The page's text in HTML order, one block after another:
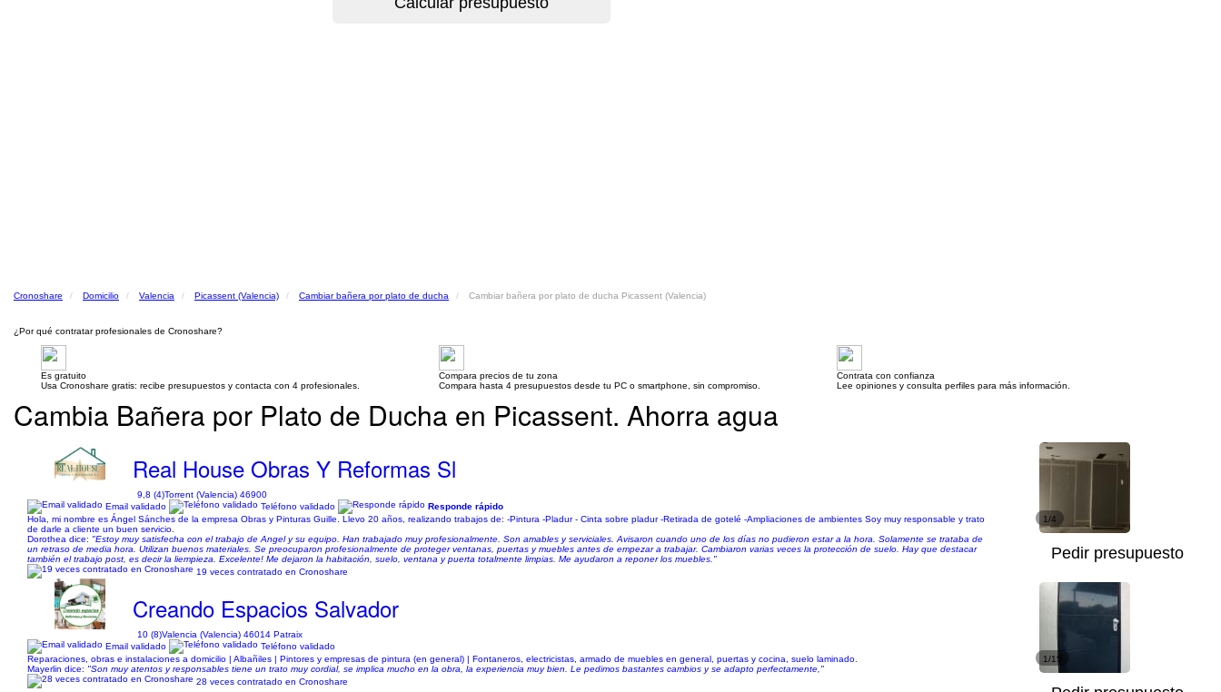
Cronoshare Domicilio Valencia Picassent (Valencia) Cambiar bañera por plato de ducha Cambiar bañera por plato de ducha Picassent (Valencia)
¿Por qué contratar profesionales de Cronoshare?
Es gratuito
Usa Cronoshare gratis: recibe presupuestos y contacta con 4 profesionales.
Compara precios de tu zona
Compara hasta 4 presupuestos desde tu PC o smartphone, sin compromiso.
Contrata con confianza
Lee opiniones y consulta perfiles para más información.
Cambia Bañera por Plato de Ducha en Picassent. Ahorra agua
Real House Obras Y Reformas Sl
9,8 (4)Torrent (Valencia) 46900
Email validado
Teléfono validado
Responde rápido
Hola, mi nombre es Ángel Sánches de la empresa Obras y Pinturas Guille. Llevo 20 años, realizando trabajos de: -Pintura -Pladur - Cinta sobre pladur -Retirada de gotelé -Ampliaciones de ambientes Soy muy responsable y trato
de darle a cliente un buen servicio.
Dorothea dice: "Estoy muy satisfecha con el trabajo de Angel y su equipo. Han trabajado muy profesionalmente. Son amables y serviciales. Avisaron cuando uno de los días no pudieron estar a la hora. Solamente se trataba de
un retraso de media hora. Utilizan buenos materiales. Se preocuparon profesionalmente de proteger ventanas, puertas y muebles antes de empezar a trabajar. Cambiaron varias veces la protección de suelo. Hay que destacar
también el trabajo post, es decir la liempieza. Excelente! Me dejaron la habitación, suelo, ventana y puerta totalmente limpias. Me ayudaron a reponer los muebles."
19 veces contratado en Cronoshare
1/4
Pedir presupuesto
Creando Espacios Salvador
10 (8)Valencia (Valencia) 46014 Patraix
Email validado
Teléfono validado
Reparaciones, obras e instalaciones a domicilio | Albañiles | Pintores y empresas de pintura (en general) | Fontaneros, electricistas, armado de muebles en general, puertas y cocina, suelo laminado.
Mayerlin dice: "Son muy atentos y responsables tiene un trato muy cordial, se implica mucho en la obra, la experiencia muy bien. Le pedimos bastantes cambios y se adapto perfectamente,"
28 veces contratado en Cronoshare
1/15